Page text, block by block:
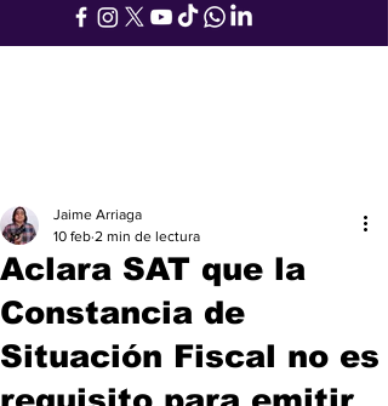
Aclara SAT que la
Constancia de
Situación Fiscal no es
Jaime Arriaga
10 feb 2 min de lectura